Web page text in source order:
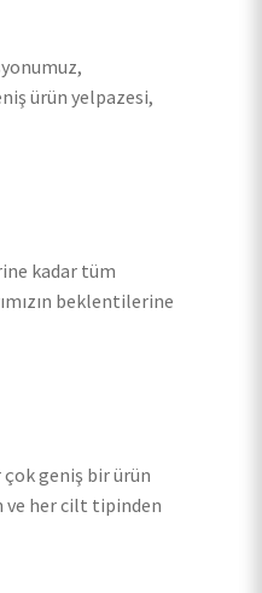
ürün yelpazesi,
kadar tüm
beklentilerine
çok geniş bir ürün
ve her cilt tipinden